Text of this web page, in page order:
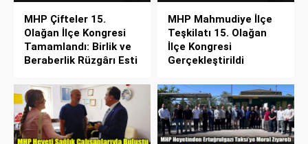
MHP Çifteler 15.
Olağan İlçe Kongresi
Tamamlandı: Birlik ve
Beraberlik Rüzgârı Esti
MHP Mahmudiye İlçe
Teşkilatı 15. Olağan
İlçe Kongresi
Gerçekleştirildi